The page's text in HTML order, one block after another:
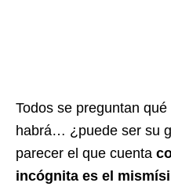
Todos se preguntan
habrá… ¿puede ser su
parecer el que cuenta
incógnita es el